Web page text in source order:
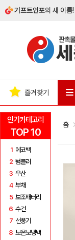
기프트인포의 새 이름!
인기카테고리
TOP 10
1 에코백
2 텀블러
3 우산
4 부채
5 보조배터리
6 수건
7 선풍기
8 보온보냉백
즐겨찾기
홈